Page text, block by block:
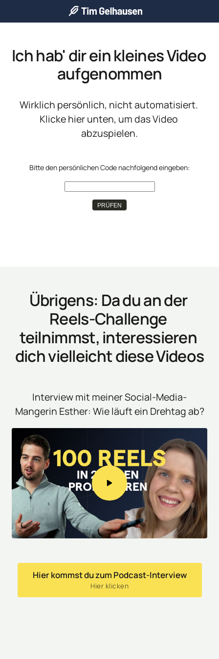
Ich hab' dir ein kleines Video
aufgenommen
Wirklich persönlich, nicht automatisiert.
Klicke hier unten, um das Video
abzuspielen.
Bitte den persönlichen Code nachfolgend eingeben:
PRÜFEN
Übrigens: Da du an der
Reels-Challenge
teilnimmst, interessieren
dich vielleicht diese Videos
Interview mit meiner Social-Media-
Mangerin Esther: Wie läuft ein Drehtag ab?
Hier kommst du zum Podcast-Interview
Hier klicken